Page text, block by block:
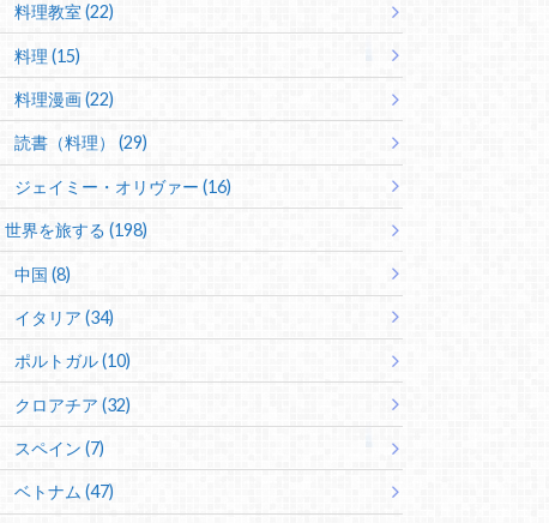
料理教室 (22)
料理 (15)
料理漫画 (22)
読書（料理） (29)
ジェイミー・オリヴァー (16)
世界を旅する (198)
中国 (8)
イタリア (34)
ポルトガル (10)
クロアチア (32)
スペイン (7)
ベトナム (47)